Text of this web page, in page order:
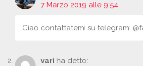
7 Marzo 2019 alle 9:54
Ciao contattatemi su telegram:
vari ha detto: